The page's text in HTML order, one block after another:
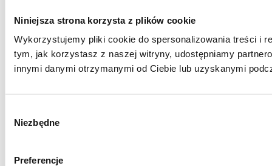
Niniejsza strona korzysta z plików cookie
Wykorzystujemy pliki cookie do spersonalizowania treści i
tym, jak korzystasz z naszej witryny, udostępniamy
innymi danymi otrzymanymi od Ciebie lub uzyskanymi
zgody
Niezbędne
Preferencje